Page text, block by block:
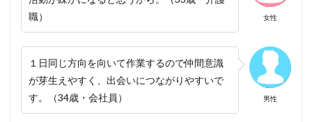
女性
職）
男性
１日同じ方向を向いて作業するので仲間意識
が芽生えやすく、出会いにつながりやすいで
す。（34歳・会社員）